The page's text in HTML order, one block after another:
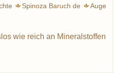
Spinoza Baruch de
Auge
Baruch de Spinoza Kichererbse
wie reich an Mineralstoffen